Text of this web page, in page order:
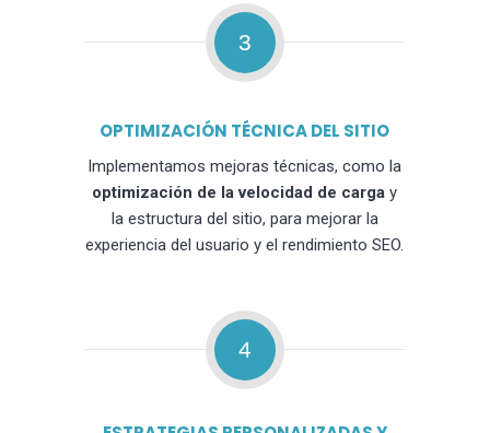
3
OPTIMIZACIÓN TÉCNICA DEL SITIO
Implementamos mejoras técnicas, como la
optimización de la velocidad de carga y
la estructura del sitio, para mejorar la
experiencia del usuario y el rendimiento SEO.
4